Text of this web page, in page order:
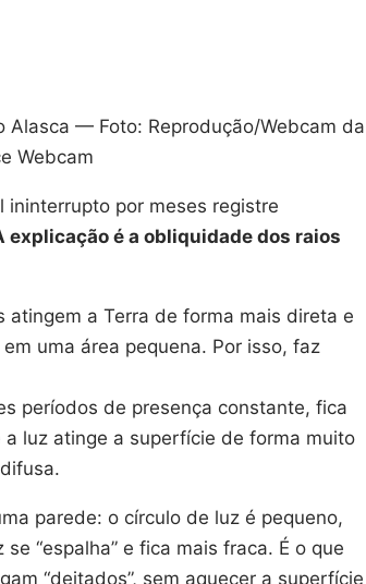
Alasca — Foto: Reprodução/Webcam da
Webcam
por meses registre
explicação é a obliquidade dos raios
atingem a Terra de forma mais direta e
uma área pequena. Por isso, faz
períodos de presença constante, fica
a luz atinge a superfície de forma muito
parede: o círculo de luz é pequeno,
“espalha” e fica mais fraca. É o que
“deitados”, sem aquecer a superfície